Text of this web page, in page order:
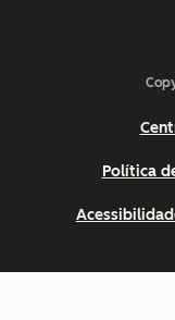
Política